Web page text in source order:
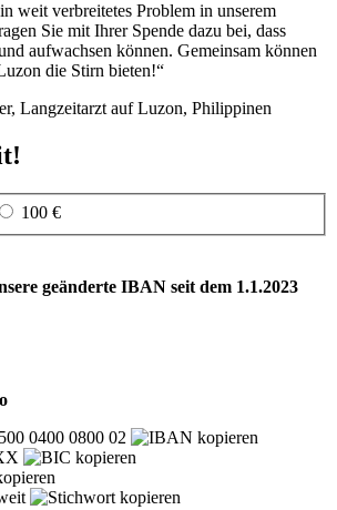
weit verbreitetes Problem in unserem
Sie mit Ihrer Spende dazu bei, dass
aufwachsen können. Gemeinsam können
die Stirn bieten!“
Langzeitarzt auf Luzon, Philippinen
100 €
geänderte IBAN seit dem 1.1.2023
0400 0800 02